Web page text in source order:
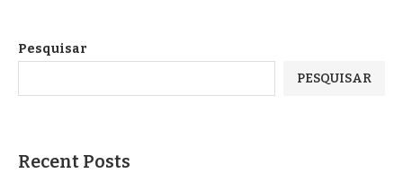
Pesquisar
PESQUISAR
Recent Posts